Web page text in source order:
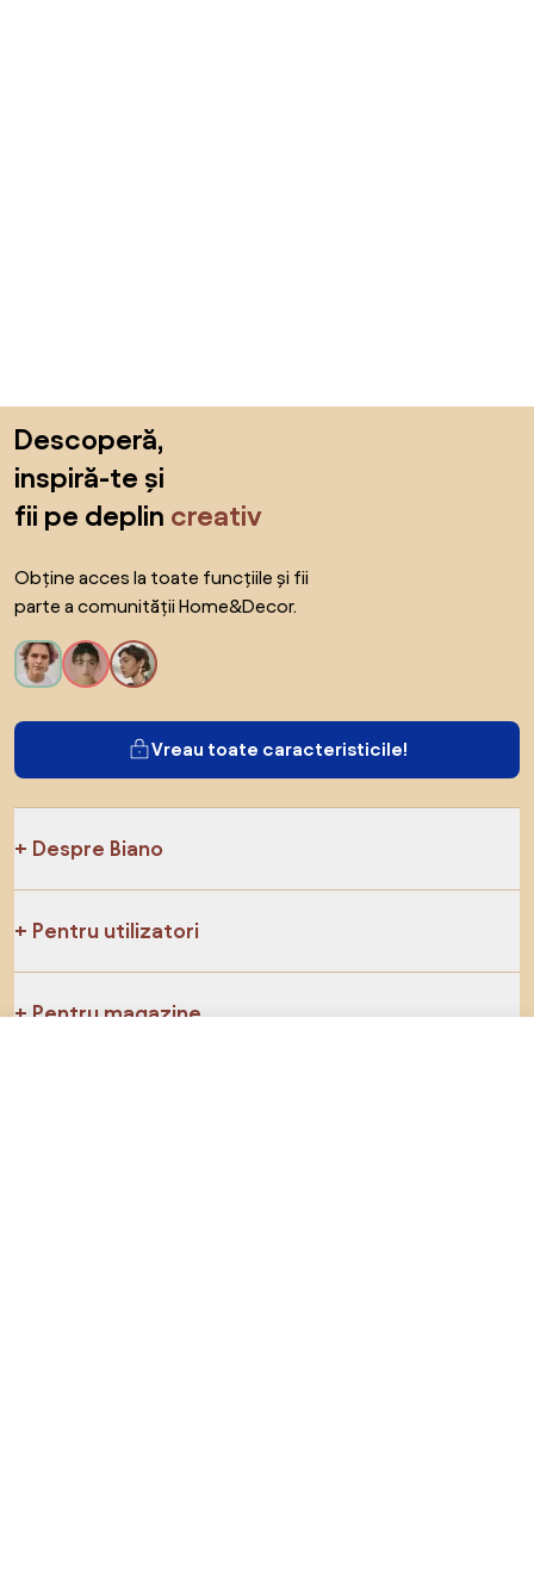
Descoperă,
inspiră-te și
fii pe deplin creativ
Obține acces la toate funcțiile și fii
parte a comunității Home&Decor.
Vreau toate caracteristicile!
Despre Biano
Pentru utilizatori
Pentru magazine